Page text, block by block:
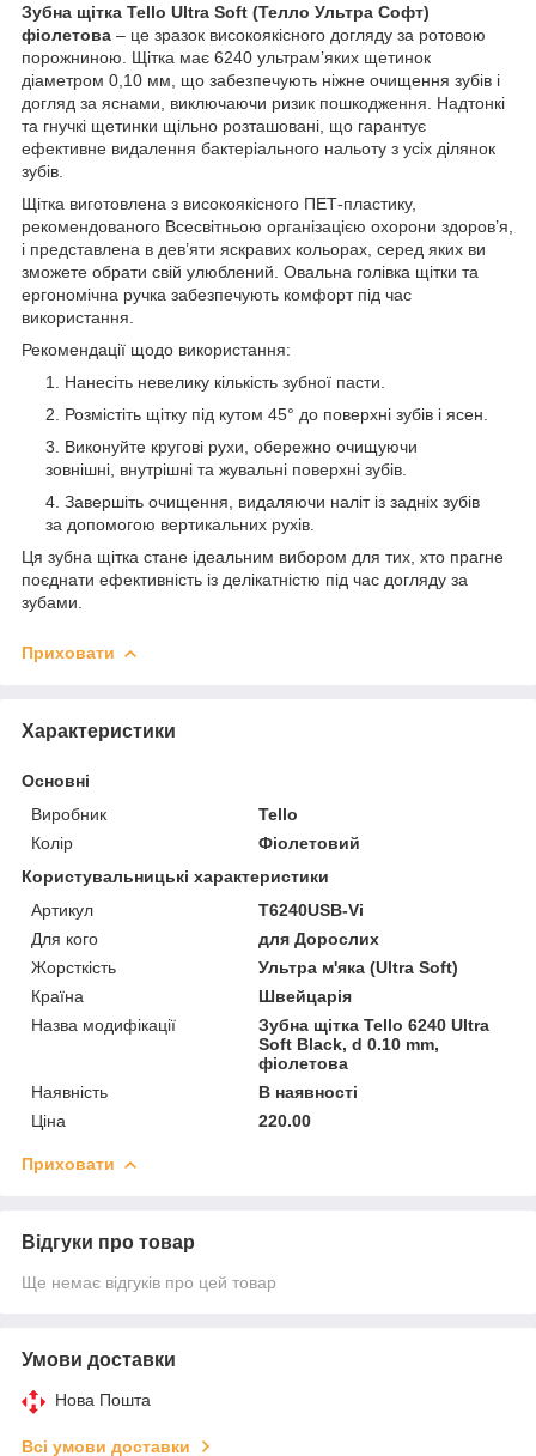
Зубна щітка Tello Ultra Soft (Телло Ультра Софт)
фіолетова – це зразок високоякісного догляду за ротовою
порожниною. Щітка має 6240 ультрам’яких щетинок
діаметром 0,10 мм, що забезпечують ніжне очищення зубів і
догляд за яснами, виключаючи ризик пошкодження. Надтонкі
та гнучкі щетинки щільно розташовані, що гарантує
ефективне видалення бактеріального нальоту з усіх ділянок
зубів.
Щітка виготовлена з високоякісного ПЕТ-пластику,
рекомендованого Всесвітньою організацією охорони здоров’я,
і представлена в дев’яти яскравих кольорах, серед яких ви
зможете обрати свій улюблений. Овальна голівка щітки та
ергономічна ручка забезпечують комфорт під час
використання.
Рекомендації щодо використання:
Нанесіть невелику кількість зубної пасти.
Розмістіть щітку під кутом 45° до поверхні зубів і ясен.
Виконуйте кругові рухи, обережно очищуючи
зовнішні, внутрішні та жувальні поверхні зубів.
Завершіть очищення, видаляючи наліт із задніх зубів
за допомогою вертикальних рухів.
Ця зубна щітка стане ідеальним вибором для тих, хто прагне
поєднати ефективність із делікатністю під час догляду за
зубами.
Приховати
Характеристики
Основні
Виробник
Tello
Колір
Фіолетовий
Користувальницькі характеристики
Артикул
T6240USB-Vi
Для кого
для Дорослих
Жорсткість
Ультра м'яка (Ultra Soft)
Країна
Швейцарія
Назва модифікації
Зубна щітка Tello 6240 Ultra
Soft Black, d 0.10 mm,
фіолетова
Наявність
В наявності
Ціна
220.00
Приховати
Відгуки про товар
Ще немає відгуків про цей товар
Умови доставки
Нова Пошта
Всі умови доставки